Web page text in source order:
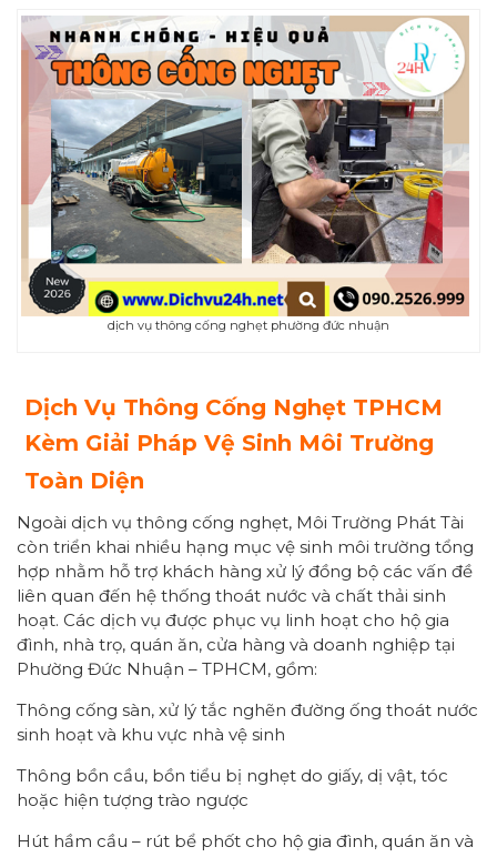
dịch vụ thông cống nghẹt phường đức nhuận
Dịch Vụ Thông Cống Nghẹt TPHCM
Kèm Giải Pháp Vệ Sinh Môi Trường
Toàn Diện
Ngoài dịch vụ thông cống nghẹt, Môi Trường Phát Tài
còn triển khai nhiều hạng mục vệ sinh môi trường tổng
hợp nhằm hỗ trợ khách hàng xử lý đồng bộ các vấn đề
liên quan đến hệ thống thoát nước và chất thải sinh
hoạt. Các dịch vụ được phục vụ linh hoạt cho hộ gia
đình, nhà trọ, quán ăn, cửa hàng và doanh nghiệp tại
Phường Đức Nhuận – TPHCM, gồm:
Thông cống sàn, xử lý tắc nghẽn đường ống thoát nước
sinh hoạt và khu vực nhà vệ sinh
Thông bồn cầu, bồn tiểu bị nghẹt do giấy, dị vật, tóc
hoặc hiện tượng trào ngược
Hút hầm cầu – rút bể phốt cho hộ gia đình, quán ăn và